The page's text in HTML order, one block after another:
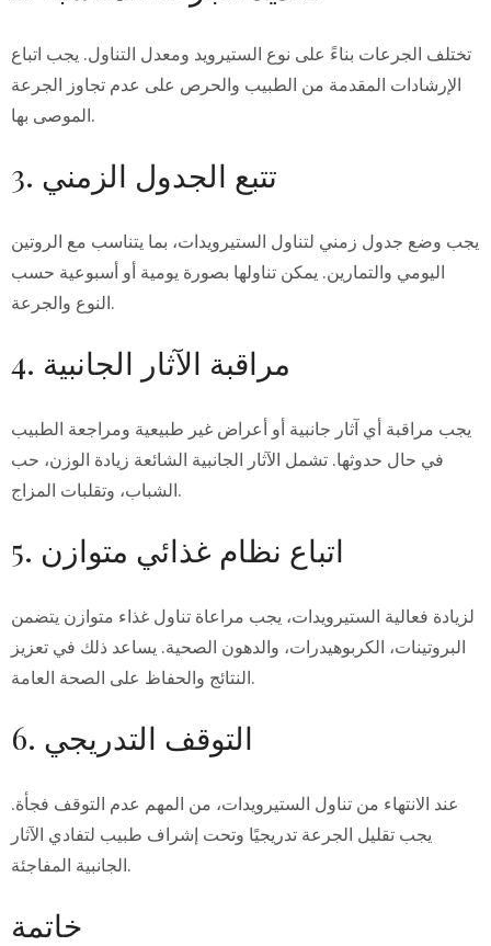
تختلف الجرعات بناءً على نوع الستيرويد ومعدل التناول. يجب اتباع
الإرشادات المقدمة من الطبيب والحرص على عدم تجاوز الجرعة
الموصى بها.
3. تتبع الجدول الزمني
يجب وضع جدول زمني لتناول الستيرويدات، بما يتناسب مع الروتين
اليومي والتمارين. يمكن تناولها بصورة يومية أو أسبوعية حسب
النوع والجرعة.
4. مراقبة الآثار الجانبية
يجب مراقبة أي آثار جانبية أو أعراض غير طبيعية ومراجعة الطبيب
في حال حدوثها. تشمل الآثار الجانبية الشائعة زيادة الوزن، حب
الشباب، وتقلبات المزاج.
5. اتباع نظام غذائي متوازن
لزيادة فعالية الستيرويدات، يجب مراعاة تناول غذاء متوازن يتضمن
البروتينات، الكربوهيدرات، والدهون الصحية. يساعد ذلك في تعزيز
النتائج والحفاظ على الصحة العامة.
6. التوقف التدريجي
عند الانتهاء من تناول الستيرويدات، من المهم عدم التوقف فجأة.
يجب تقليل الجرعة تدريجيًا وتحت إشراف طبيب لتفادي الآثار
الجانبية المفاجئة.
خاتمة